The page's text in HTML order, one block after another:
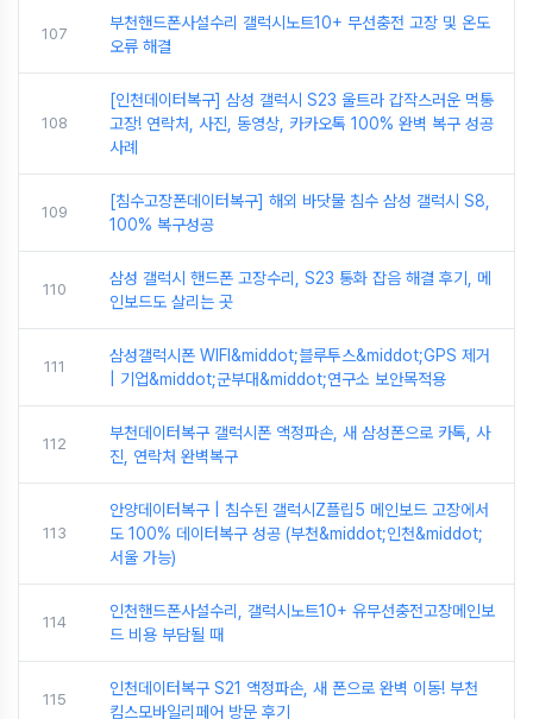
107
부천핸드폰사설수리 갤럭시노트10+ 무선충전 고장 및 온도
오류 해결
108
[인천데이터복구] 삼성 갤럭시 S23 울트라 갑작스러운 먹통
고장! 연락처, 사진, 동영상, 카카오톡 100% 완벽 복구 성공
사례
109
[침수고장폰데이터복구] 해외 바닷물 침수 삼성 갤럭시 S8,
100% 복구성공
110
삼성 갤럭시 핸드폰 고장수리, S23 통화 잡음 해결 후기, 메
인보드도 살리는 곳
111
삼성갤럭시폰 WIFI&middot;블루투스&middot;GPS 제거
| 기업&middot;군부대&middot;연구소 보안목적용
112
부천데이터복구 갤럭시폰 액정파손, 새 삼성폰으로 카톡, 사
진, 연락처 완벽복구
113
안양데이터복구 | 침수된 갤럭시Z플립5 메인보드 고장에서
도 100% 데이터복구 성공 (부천&middot;인천&middot;
서울 가능)
114
인천핸드폰사설수리, 갤럭시노트10+ 유무선충전고장메인보
드 비용 부담될 때
115
인천데이터복구 S21 액정파손, 새 폰으로 완벽 이동! 부천
킴스모바일리페어 방문 후기